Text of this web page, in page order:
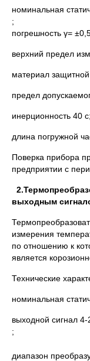
номинальная
;
погрешность γ=
верхний предел
материал
предел
инерционность 40 с;
длина погружной
Поверка прибора
предприятии с
выходным
измерения
по отношению к
является
Технические
номинальная
выходной сигнал
диапазон